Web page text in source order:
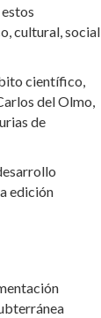
cultural, social
científico,
del Olmo,
de
edición